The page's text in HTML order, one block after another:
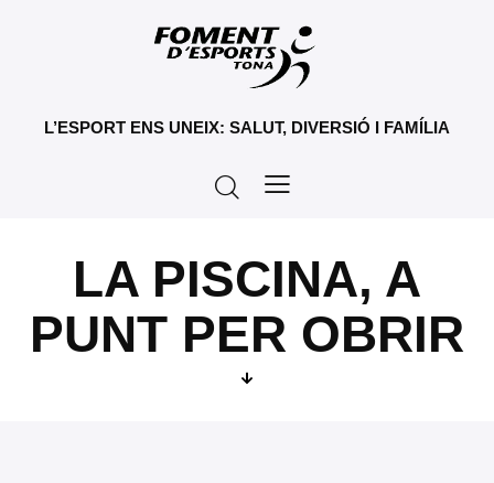
L’ESPORT ENS UNEIX: SALUT, DIVERSIÓ I FAMÍLIA
LA PISCINA, A
PUNT PER OBRIR